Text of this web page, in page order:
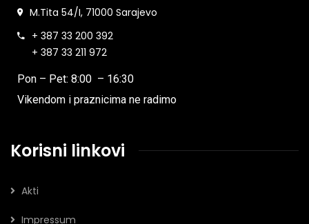
M.Tita 54/I, 71000 Sarajevo
+ 387 33 200 392
+ 387 33 211 972
Pon – Pet: 8:00 – 16:30
Vikendom i praznicima ne radimo
Korisni linkovi
Akti
Impressum